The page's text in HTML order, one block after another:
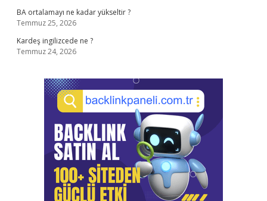
BA ortalamayı ne kadar yükseltir ?
Temmuz 25, 2026
Kardeş ingilizcede ne ?
Temmuz 24, 2026